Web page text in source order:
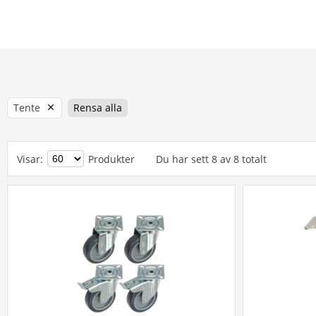
Tente Rensa alla
Visar: Produkter Du har sett 8 av 8 totalt